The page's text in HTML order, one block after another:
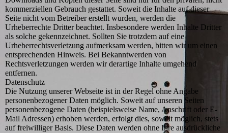
kommerziellen Gebrauch gestattet. Soweit die Inhalte auf dieser
Seite nicht vom Betreiber erstellt wurden, werden die
Urheberrechte Dritter beachtet. Insbesondere werden Inhalte Dritter
als solche gekennzeichnet. Sollten Sie trotzdem auf eine
Urheberrechtsverletzung aufmerksam werden, bitten wir um einen
entsprechenden Hinweis. Bei Bekanntwerden von
Rechtsverletzungen werden wir derartige Inhalte umgehend
entfernen.
Datenschutz
Die Nutzung unserer Webseite ist in der Regel ohne Angabe
personenbezogener Daten möglich. Soweit auf unseren Seiten
personenbezogene Daten (beispielsweise Name, Anschrift oder E-
Mail Adressen) erhoben werden, erfolgt dies, soweit möglich, stets
auf freiwilliger Basis. Diese Daten werden ohne Ihre ausdrückliche